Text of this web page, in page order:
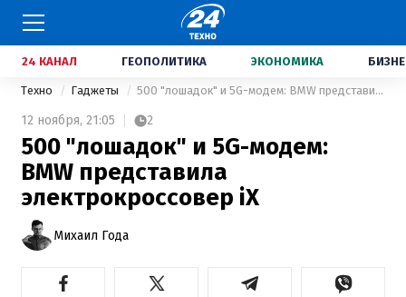
24 КАНАЛ ГЕОПОЛИТИКА ЭКОНОМИКА
Техно Гаджеты 500 "лошадок" и 5G-модем: BMW представила электрокроссовер iX
12 ноября, 21:05 2
500 "лошадок" и 5G-модем:
BMW представила
электрокроссовер iX
Михаил Года